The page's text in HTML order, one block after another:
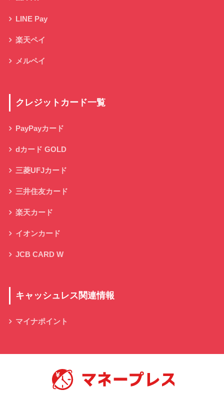
LINE Pay
楽天ペイ
メルペイ
クレジットカード一覧
PayPayカード
dカード GOLD
三菱UFJカード
三井住友カード
楽天カード
イオンカード
JCB CARD W
キャッシュレス関連情報
マイナポイント